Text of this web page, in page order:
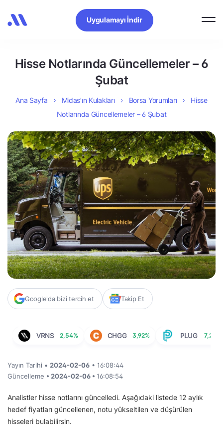
Uygulamayı İndir
Hisse Notlarında Güncellemeler – 6
Şubat
Ana Sayfa Midas’ın Kulakları Borsa Yorumları
Hisse
Notlarında Güncellemeler – 6 Şubat
Google'da bizi tercih et Takip Et
VRNS 2,54% CHGG 3,92% PLUG 7,20%
Yayın Tarihi • 2024-02-06 • 16:08:44
Güncelleme • 2024-02-06 • 16:08:54
Analistler hisse notlarını güncelledi. Aşağıdaki listede 12 aylık
hedef fiyatları güncellenen, notu yükseltilen ve düşürülen
hisseleri bulabilirsin.